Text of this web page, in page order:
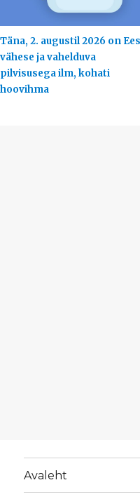
Täna, 2. augustil 2026 on
vähese ja vahelduva
pilvisusega ilm, kohati
hoovihma
Avaleht